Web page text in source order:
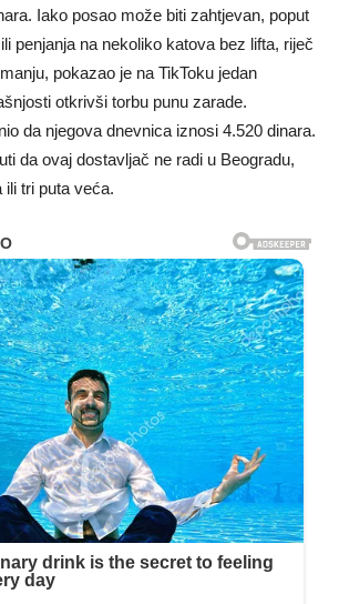
Iako posao može biti zahtjevan, poput
penjanja na nekoliko katova bez lifta, riječ
pokazao je na TikToku jedan
otkrivši torbu punu zarade.
da njegova dnevnica iznosi 4.520 dinara.
da ovaj dostavljač ne radi u Beogradu,
ili tri puta veća.